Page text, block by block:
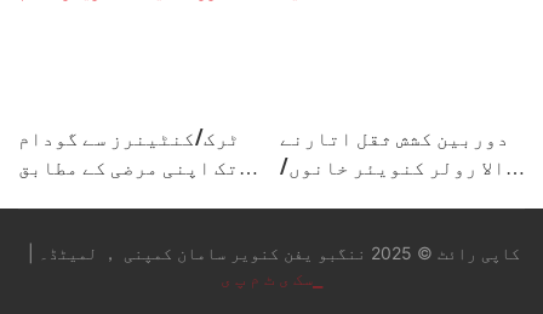
ٹرک/کنٹینرز سے گودام
تک اپنی مرضی کے مطابق
دوربین کشش ثقل اتارنے
والا رولر کنویئر خانوں/
کاپی رائٹ © 2025 ننگبو یفن کنویر سامان کمپنی ， لمیٹڈ۔ |
▁سک ی ٹ م پ ی